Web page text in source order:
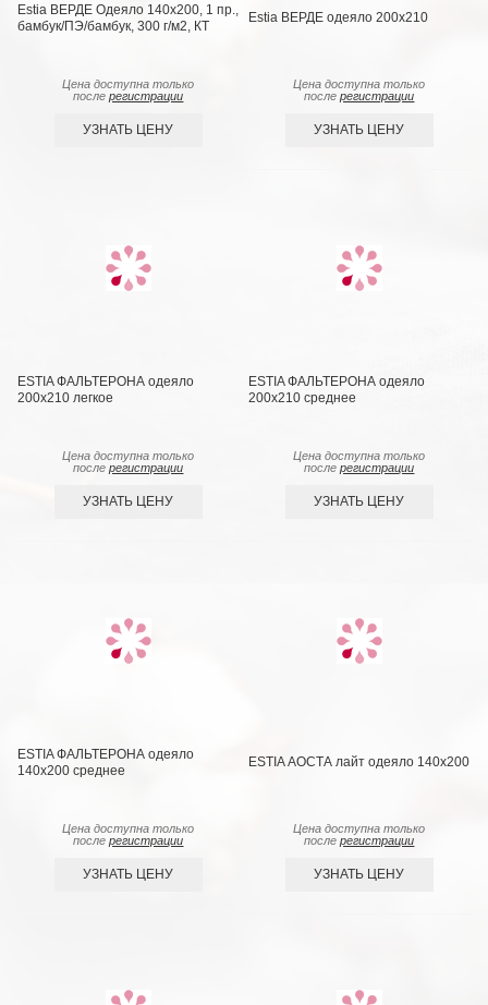
Estia ВЕРДЕ Одеяло 140х200, 1 пр.,
бамбук/ПЭ/бамбук, 300 г/м2, КТ
Цена доступна только
послерегистрации
УЗНАТЬ ЦЕНУ
Estia ВЕРДЕ одеяло 200х210
Цена доступна только
послерегистрации
УЗНАТЬ ЦЕНУ
ESTIA ФАЛЬТЕРОНА одеяло
200х210 легкое
Цена доступна только
послерегистрации
УЗНАТЬ ЦЕНУ
ESTIA ФАЛЬТЕРОНА одеяло
200х210 среднее
Цена доступна только
послерегистрации
УЗНАТЬ ЦЕНУ
ESTIA ФАЛЬТЕРОНА одеяло
140х200 среднее
Цена доступна только
послерегистрации
УЗНАТЬ ЦЕНУ
ESTIA АОСТА лайт одеяло 140x200
Цена доступна только
послерегистрации
УЗНАТЬ ЦЕНУ